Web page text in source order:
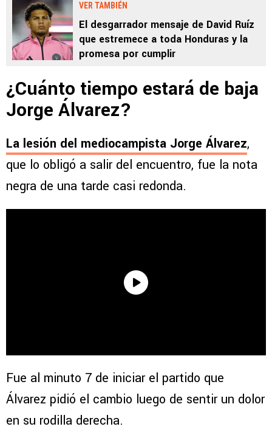
VER TAMBIÉN
El desgarrador mensaje de David Ruíz
que estremece a toda Honduras y la
promesa por cumplir
¿Cuánto tiempo estará de baja
Jorge Álvarez?
La lesión del mediocampista Jorge Álvarez,
que lo obligó a salir del encuentro, fue la nota
negra de una tarde casi redonda.
Fue al minuto 7 de iniciar el partido que
Álvarez pidió el cambio luego de sentir un dolor
en su rodilla derecha.